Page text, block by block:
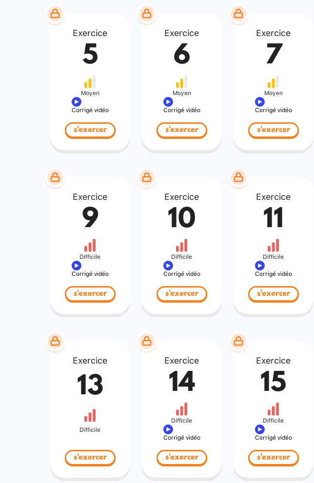
Exercice
5
Moyen
Corrigé vidéo
s'exercer
Exercice
6
Moyen
Corrigé vidéo
s'exercer
Exercice
7
Moyen
Corrigé vidéo
s'exercer
Exercice
9
Difficile
Corrigé vidéo
s'exercer
Exercice
10
Difficile
Corrigé vidéo
s'exercer
Exercice
11
Difficile
Corrigé vidéo
s'exercer
Exercice
13
Difficile
s'exercer
Exercice
14
Difficile
Corrigé vidéo
s'exercer
Exercice
15
Difficile
Corrigé vidéo
s'exercer